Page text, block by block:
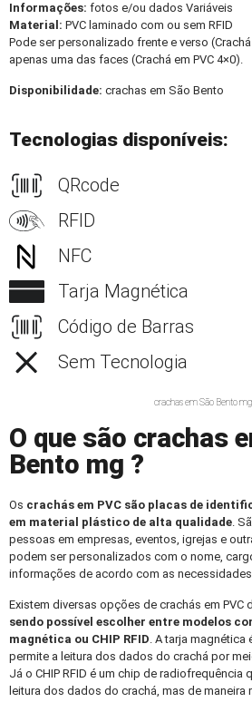
Informações: fotos e/ou dados Variáveis
Material: PVC laminado com ou sem RFID
Pode ser personalizado frente e verso
apenas uma das faces (Crachá em PVC 4×0).
Disponibilidade: crachas em São Bento
Tecnologias disponíveis:
QRcode
RFID
NFC
Tarja Magnética
Código de Barras
Sem Tecnologia
crachas em São Bento mg
O que são crachas
Bento mg ?
Os crachás em PVC são placas de
em material plástico de alta qualidade.
pessoas em empresas, eventos, igrejas e
podem ser personalizados com o nome,
informações de acordo com as
Existem diversas opções de crachás em PVC
sendo possível escolher entre modelos
magnética ou CHIP RFID. A tarja magnética
permite a leitura dos dados do crachá por
Já o CHIP RFID é um chip de radiofrequência
leitura dos dados do crachá, mas de maneira